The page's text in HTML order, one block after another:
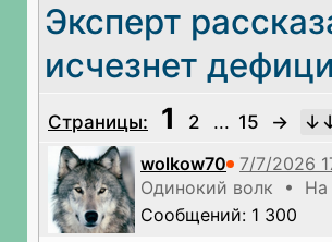
Эксперт
исчезнет
Страницы: 1 2 ... 15
→
wolkow70
Одинокий волк • На
Сообщений: 1 300